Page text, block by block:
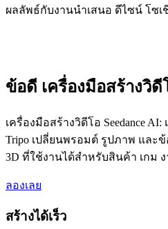
ผลลัพธ์กับงานนำเสนอ ดีไซน์ โซ
ข้อดี เครื่องมือสร้างวิดี
เครื่องมือสร้างวิดีโอ Seedance
Tripo เปลี่ยนพรอมต์ รูปภาพ และ
3D ที่ใช้งานได้สำหรับสินค้า เกม
ลองเลย
สร้างได้เร็ว